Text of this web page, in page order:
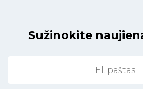
Sužinokite